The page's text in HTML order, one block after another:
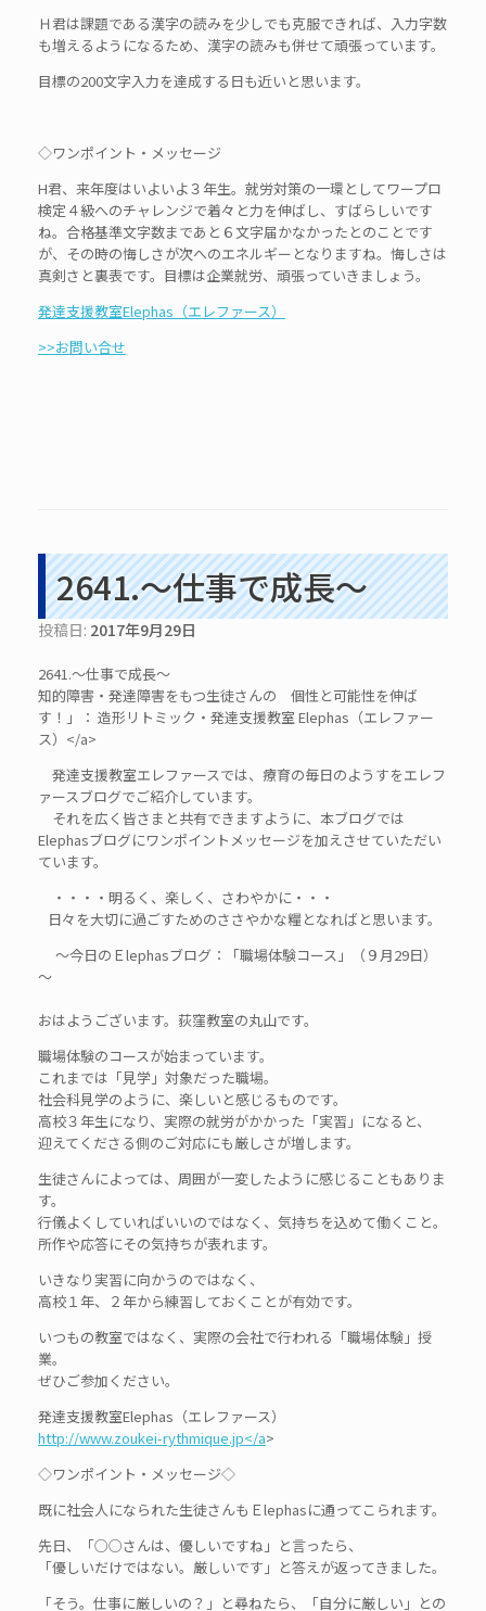
Ｈ君は課題である漢字の読みを少しでも克服できれば、入力字数
も増えるようになるため、漢字の読みも併せて頑張っています。
目標の200文字入力を達成する日も近いと思います。
◇ワンポイント・メッセージ
H君、来年度はいよいよ３年生。就労対策の一環としてワープロ
検定４級へのチャレンジで着々と力を伸ばし、すばらしいです
ね。合格基準文字数まであと６文字届かなかったとのことです
が、その時の悔しさが次へのエネルギーとなりますね。悔しさは
真剣さと裏表です。目標は企業就労、頑張っていきましょう。
発達支援教室Elephas（エレファース）
>>お問い合せ
2641.～仕事で成長～
投稿日: 2017年9月29日
2641.～仕事で成長～
知的障害・発達障害をもつ生徒さんの 個性と可能性を伸ば
す！」： 造形リトミック・発達支援教室 Elephas（エレファー
ス）</a>
発達支援教室エレファースでは、療育の毎日のようすをエレフ
ァースブログでご紹介しています。
それを広く皆さまと共有できますように、本ブログでは
Elephasブログにワンポイントメッセージを加えさせていただい
ています。
・・・・明るく、楽しく、さわやかに・・・
日々を大切に過ごすためのささやかな糧となればと思います。
～今日のＥlephasブログ：「職場体験コース」（９月29日）
～
おはようございます。荻窪教室の丸山です。
職場体験のコースが始まっています。
これまでは「見学」対象だった職場。
社会科見学のように、楽しいと感じるものです。
高校３年生になり、実際の就労がかかった「実習」になると、
迎えてくださる側のご対応にも厳しさが増します。
生徒さんによっては、周囲が一変したように感じることもありま
す。
行儀よくしていればいいのではなく、気持ちを込めて働くこと。
所作や応答にその気持ちが表れます。
いきなり実習に向かうのではなく、
高校１年、２年から練習しておくことが有効です。
いつもの教室ではなく、実際の会社で行われる「職場体験」授
業。
ぜひご参加ください。
発達支援教室Elephas（エレファース）
http://www.zoukei-rythmique.jp</a>
◇ワンポイント・メッセージ◇
既に社会人になられた生徒さんもＥlephasに通ってこられます。
先日、「○○さんは、優しいですね」と言ったら、
「優しいだけではない。厳しいです」と答えが返ってきました。
「そう。仕事に厳しいの？」と尋ねたら、「自分に厳しい」との